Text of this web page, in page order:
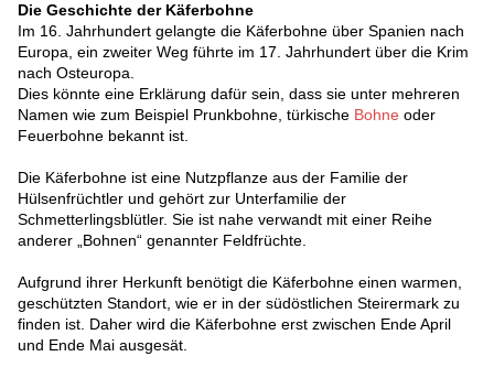
Die Geschichte der Käferbohne
Im 16. Jahrhundert gelangte die Käferbohne über Spanien nach
Europa, ein zweiter Weg führte im 17. Jahrhundert über die Krim
nach Osteuropa.
Dies könnte eine Erklärung dafür sein, dass sie unter mehreren
Namen wie zum Beispiel Prunkbohne, türkische Bohne oder
Feuerbohne bekannt ist.
Die Käferbohne ist eine Nutzpflanze aus der Familie der
Hülsenfrüchtler und gehört zur Unterfamilie der
Schmetterlingsblütler. Sie ist nahe verwandt mit einer Reihe
anderer „Bohnen“ genannter Feldfrüchte.
Aufgrund ihrer Herkunft benötigt die Käferbohne einen warmen,
geschützten Standort, wie er in der südöstlichen Steirermark zu
finden ist. Daher wird die Käferbohne erst zwischen Ende April
und Ende Mai ausgesät.